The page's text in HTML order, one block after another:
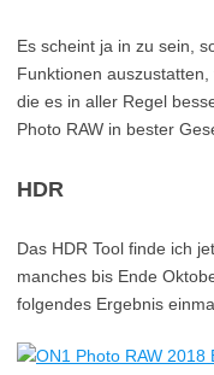
Es scheint ja in zu sein,
Funktionen
die es in aller Regel
Photo RAW in bester
HDR
Das HDR Tool finde ich
manches bis Ende
folgendes Ergebnis